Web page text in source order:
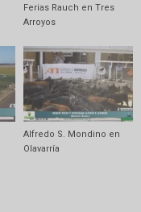
Ferias Rauch en Tres
Arroyos
Alfredo S. Mondino en
Olavarría